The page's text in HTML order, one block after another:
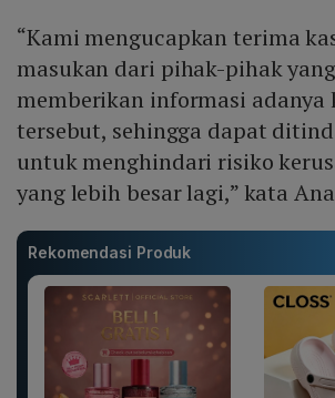
“Kami mengucapkan terima
masukan dari pihak-pihak
memberikan informasi adanya
tersebut, sehingga dapat
untuk menghindari risiko
yang lebih besar lagi,” kata
Rekomendasi Produk